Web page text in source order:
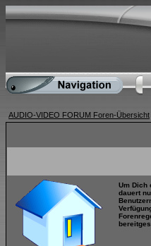
AUDIO-VIDEO FORUM Foren-Übersicht
Um Dich
dauert